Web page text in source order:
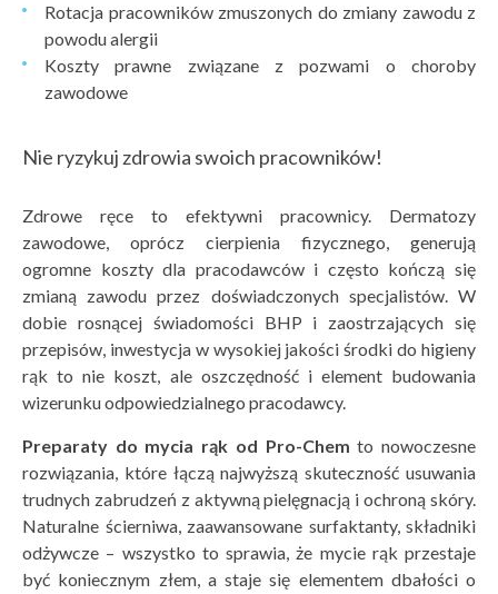
Rotacja pracowników zmuszonych do zmiany zawodu z
powodu alergii
Koszty prawne związane z pozwami o choroby
zawodowe
Nie ryzykuj zdrowia swoich pracowników!
Zdrowe ręce to efektywni pracownicy. Dermatozy
zawodowe, oprócz cierpienia fizycznego, generują
ogromne koszty dla pracodawców i często kończą się
zmianą zawodu przez doświadczonych specjalistów. W
dobie rosnącej świadomości BHP i zaostrzających się
przepisów, inwestycja w wysokiej jakości środki do higieny
rąk to nie koszt, ale oszczędność i element budowania
wizerunku odpowiedzialnego pracodawcy.
Preparaty do mycia rąk od Pro-Chem to nowoczesne
rozwiązania, które łączą najwyższą skuteczność usuwania
trudnych zabrudzeń z aktywną pielęgnacją i ochroną skóry.
Naturalne ścierniwa, zaawansowane surfaktanty, składniki
odżywcze – wszystko to sprawia, że mycie rąk przestaje
być koniecznym złem, a staje się elementem dbałości o